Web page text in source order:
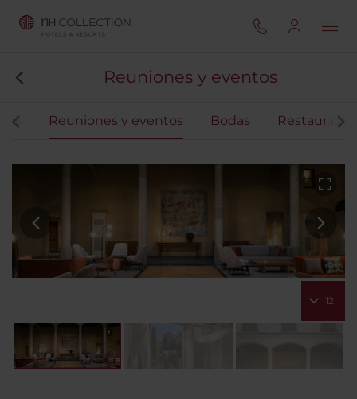
Reuniones y eventos
Reuniones y eventos Bodas
12